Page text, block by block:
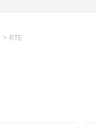
> RTE